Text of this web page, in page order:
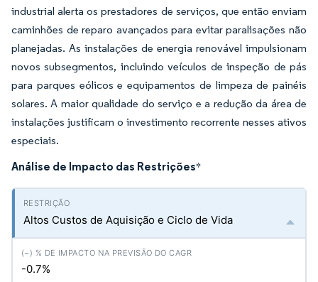
industrial alerta os prestadores de serviços, que então enviam
caminhões de reparo avançados para evitar paralisações não
planejadas. As instalações de energia renovável impulsionam
novos subsegmentos, incluindo veículos de inspeção de pás
para parques eólicos e equipamentos de limpeza de painéis
solares. A maior qualidade do serviço e a redução da área de
instalações justificam o investimento recorrente nesses ativos
especiais.
Análise de Impacto das Restrições*
Altos Custos de Aquisição e Ciclo de Vida
-0.7%